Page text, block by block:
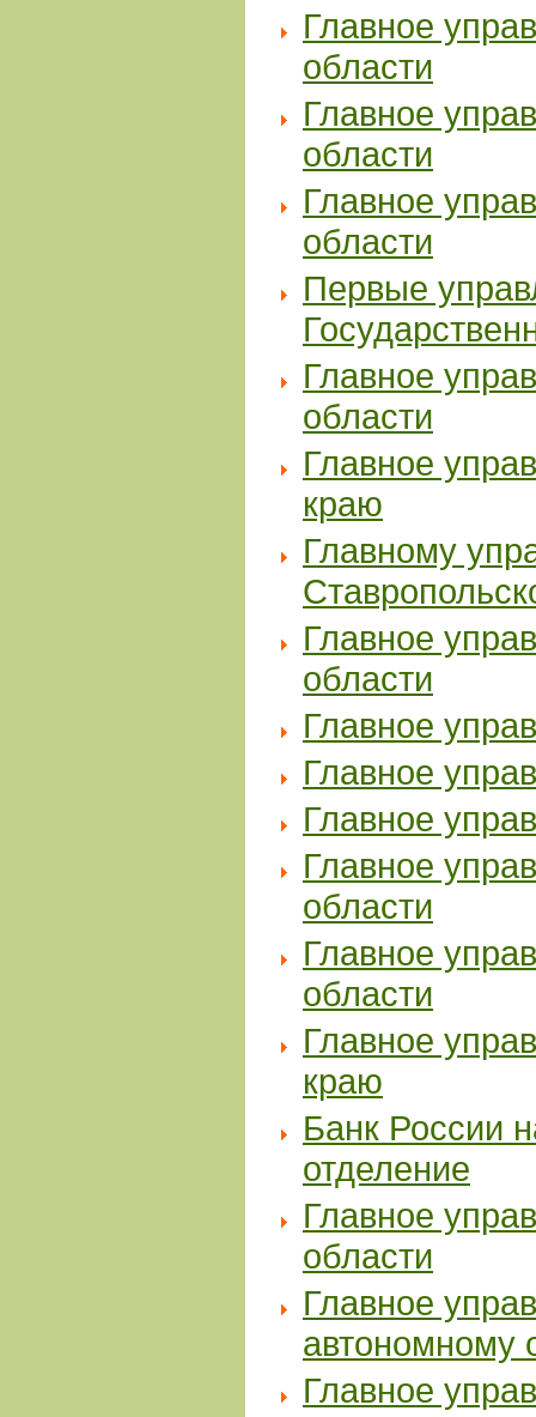
Главное
области
Главное
области
Главное
области
Первые
Главное
области
Главное
краю
Главному
Главное
области
Главное
Главное
Главное
Главное
области
Главное
области
Главное
краю
Банк России
отделение
Главное
области
Главное
автономному
Главное